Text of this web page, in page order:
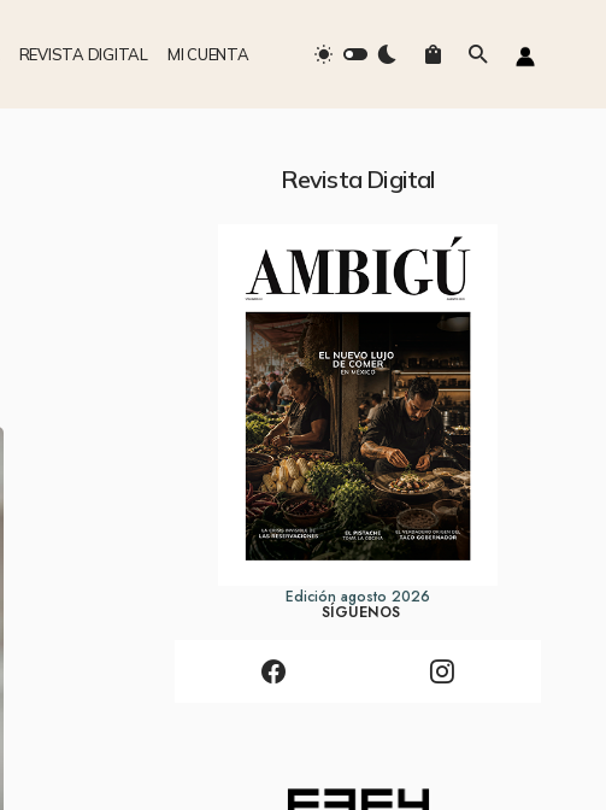
REVISTA DIGITAL MI CUENTA
Revista Digital
Edición agosto 2026
SÍGUENOS